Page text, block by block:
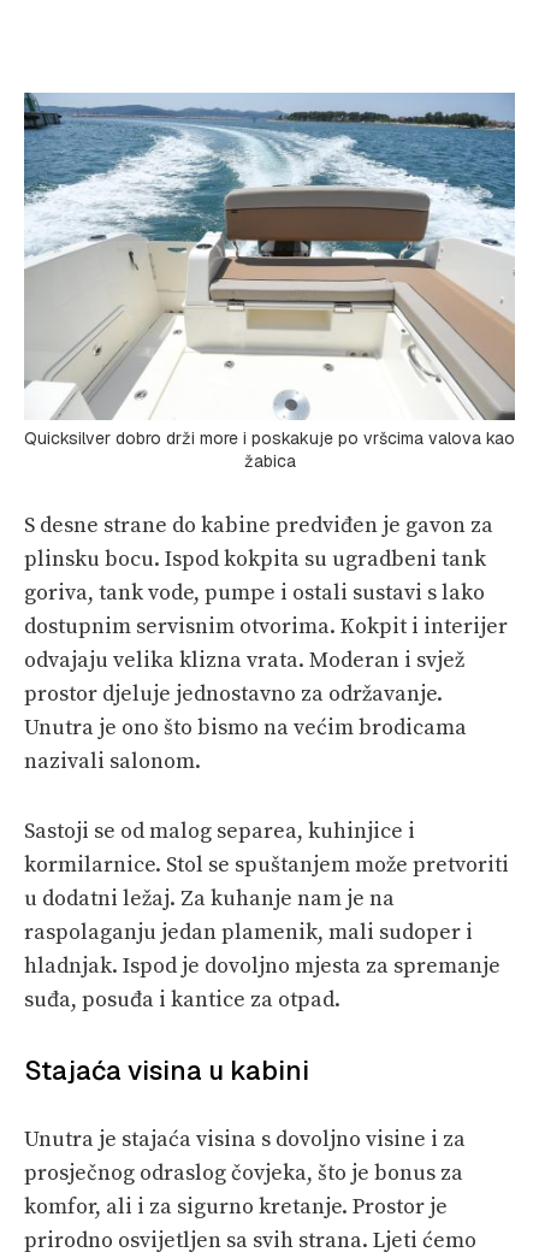
Quicksilver dobro drži more i poskakuje po vršcima valova kao
žabica
S desne strane do kabine predviđen je gavon za
plinsku bocu. Ispod kokpita su ugradbeni tank
goriva, tank vode, pumpe i ostali sustavi s lako
dostupnim servisnim otvorima. Kokpit i interijer
odvajaju velika klizna vrata. Moderan i svjež
prostor djeluje jednostavno za održavanje.
Unutra je ono što bismo na većim brodicama
nazivali salonom.
Sastoji se od malog separea, kuhinjice i
kormilarnice. Stol se spuštanjem može pretvoriti
u dodatni ležaj. Za kuhanje nam je na
raspolaganju jedan plamenik, mali sudoper i
hladnjak. Ispod je dovoljno mjesta za spremanje
suđa, posuđa i kantice za otpad.
Stajaća visina u kabini
Unutra je stajaća visina s dovoljno visine i za
prosječnog odraslog čovjeka, što je bonus za
komfor, ali i za sigurno kretanje. Prostor je
prirodno osvijetljen sa svih strana. Ljeti ćemo